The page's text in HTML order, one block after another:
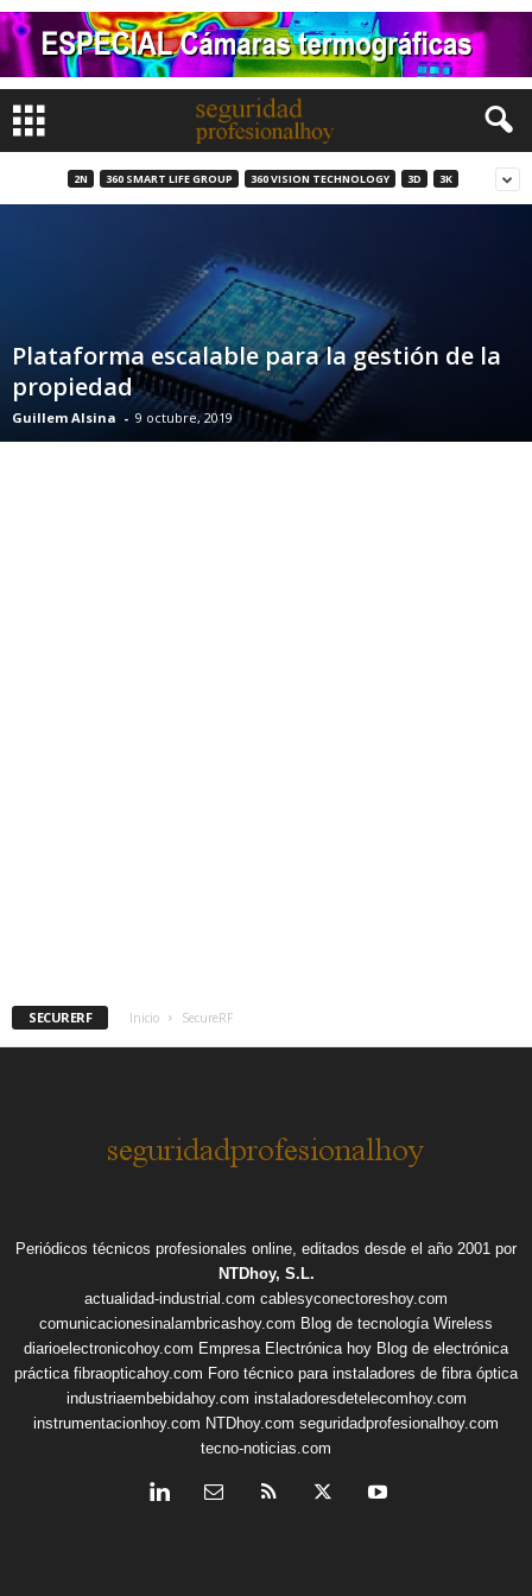
2N 360 SMART LIFE GROUP 360 VISION TECHNOLOGY 3D 3K
Plataforma escalable para la gestión de la
propiedad
Guillem Alsina - 9 octubre, 2019
SECURERF Inicio SecureRF
Periódicos técnicos profesionales online, editados desde el año 2001 por
NTDhoy, S.L.
actualidad-industrial.com cablesyconectoreshoy.com
comunicacionesinalambricashoy.com Blog de tecnología Wireless
diarioelectronicohoy.com Empresa Electrónica hoy Blog de electrónica
práctica fibraopticahoy.com Foro técnico para instaladores de fibra óptica
industriaembebidahoy.com instaladoresdetelecomhoy.com
instrumentacionhoy.com NTDhoy.com seguridadprofesionalhoy.com
tecno-noticias.com